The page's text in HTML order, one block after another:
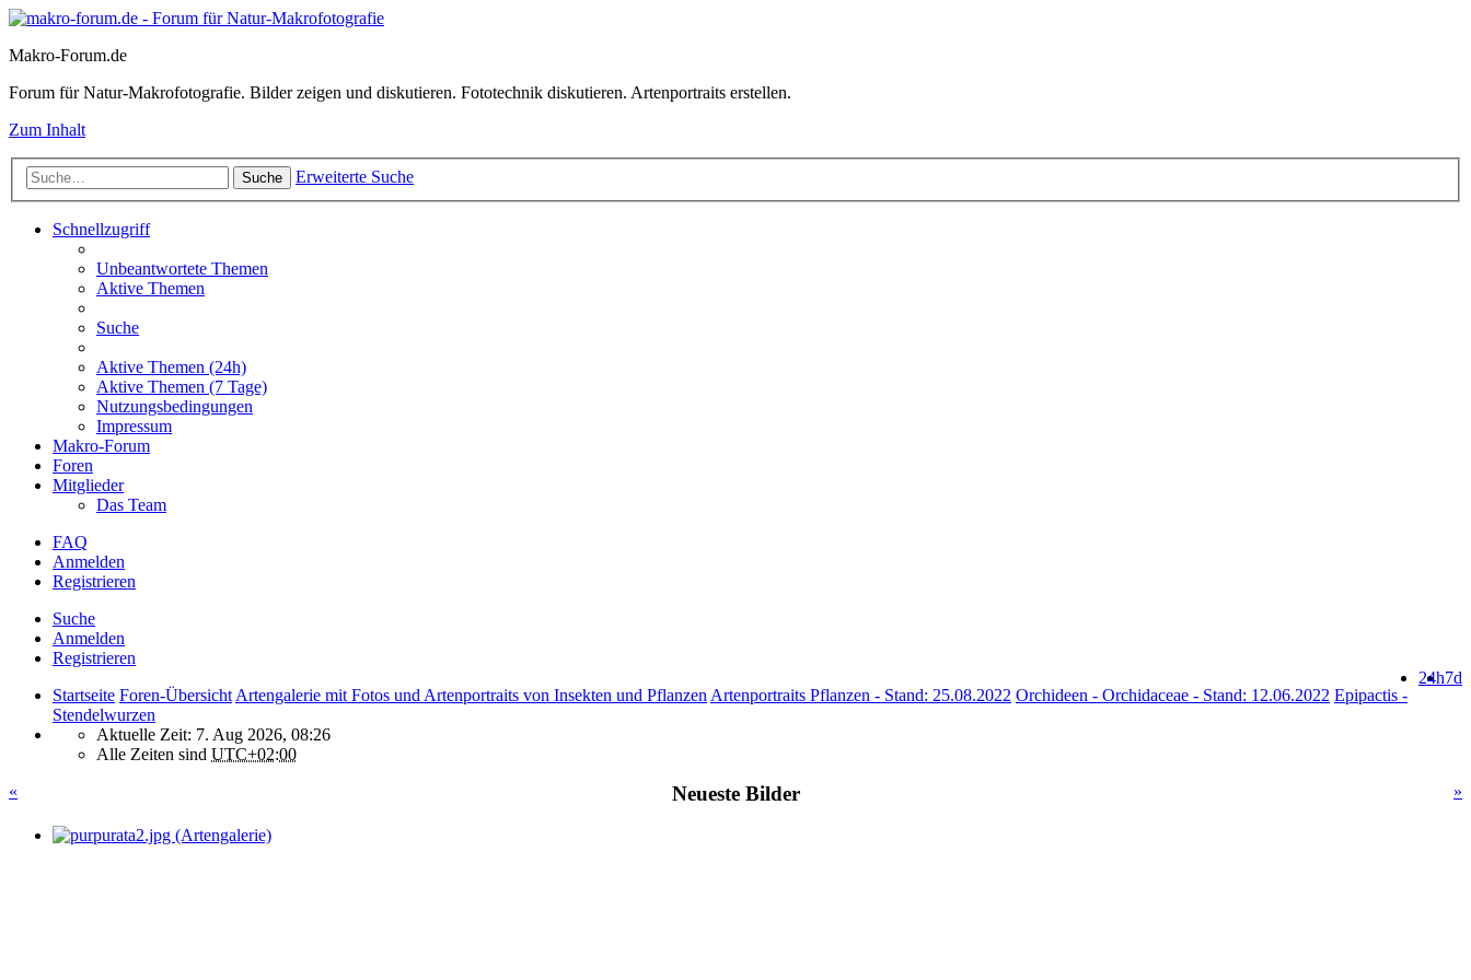
Makro-Forum.de
Forum für Natur-Makrofotografie. Bilder zeigen und diskutieren. Fototechnik diskutieren. Artenportraits erstellen.
Zum Inhalt
Suche Erweiterte Suche
Schnellzugriff
Unbeantwortete Themen
Aktive Themen
Suche
Aktive Themen (24h)
Aktive Themen (7 Tage)
Nutzungsbedingungen
Impressum
Makro-Forum
Foren
Mitglieder
Das Team
FAQ
Anmelden
Registrieren
Suche
Anmelden
Registrieren
7d
24h
Startseite Foren-Übersicht Artengalerie mit Fotos und Artenportraits von Insekten und Pflanzen Artenportraits Pflanzen - Stand: 25.08.2022 Orchideen - Orchidaceae - Stand: 12.06.2022 Epipactis -
Stendelwurzen
Aktuelle Zeit: 7. Aug 2026, 08:26
Alle Zeiten sind UTC+02:00
«
»
Neueste Bilder